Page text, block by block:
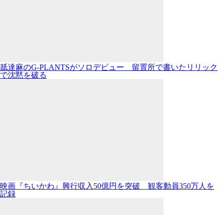
舐達麻のG-PLANTSがソロデビュー 留置所で書いたリリック
で沈黙を破る
映画『ちいかわ』興行収入50億円を突破 観客動員350万人を
記録